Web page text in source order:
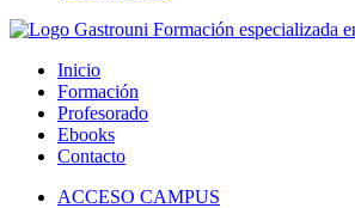
Inicio
Formación
Profesorado
Ebooks
Contacto
ACCESO CAMPUS